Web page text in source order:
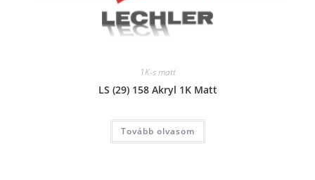
1K-s matt
LS (29) 158 Akryl 1K Matt
Tovább olvasom